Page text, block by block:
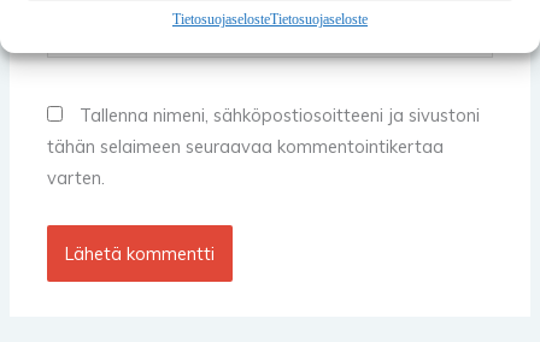
TietosuojaselosteTietosuojaseloste
Tallenna nimeni, sähköpostiosoitteeni ja sivustoni
tähän selaimeen seuraavaa kommentointikertaa
varten.